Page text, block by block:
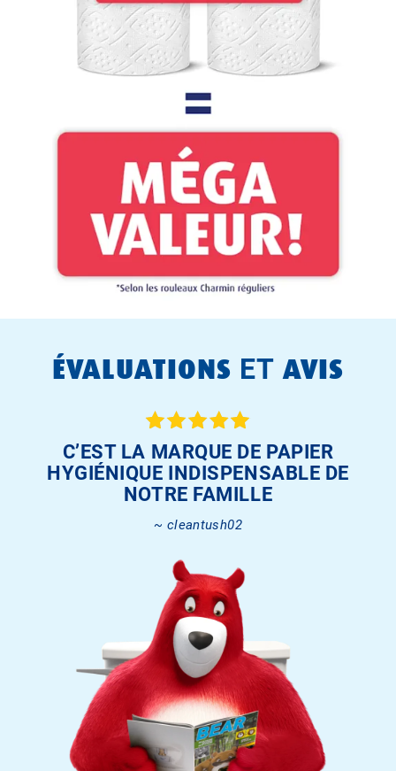
ÉVALUATIONS ET AVIS
C’EST LA MARQUE DE PAPIER
HYGIÉNIQUE INDISPENSABLE DE
NOTRE FAMILLE
~ cleantush02